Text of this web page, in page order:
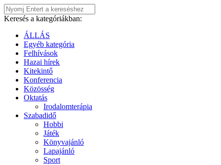
Keresés a kategóriákban:
ÁLLÁS
Egyéb kategória
Felhívások
Hazai hírek
Kitekintő
Konferencia
Közösség
Oktatás
Irodalomterápia
Szabadidő
Hobbi
Játék
Könyvajánló
Lapajánló
Sport